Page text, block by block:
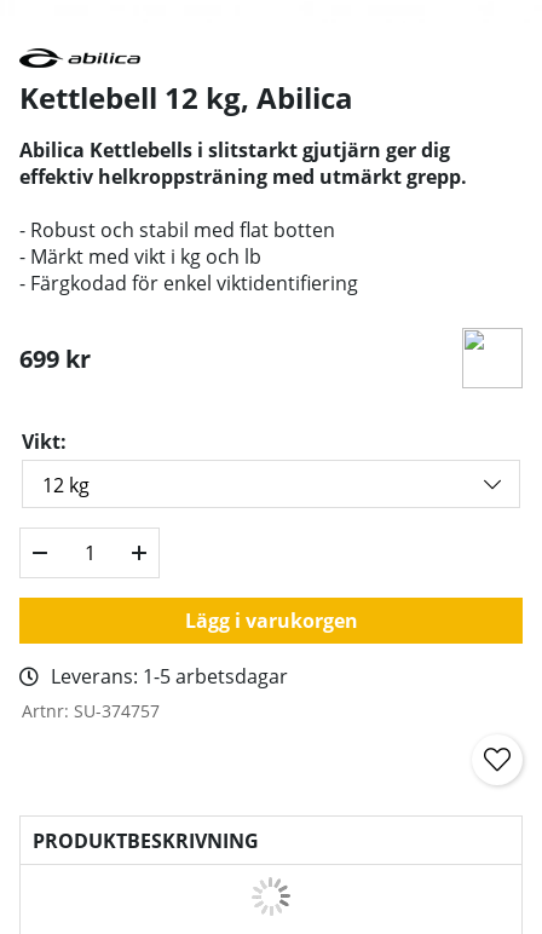
Kettlebell 12 kg, Abilica
Abilica Kettlebells i slitstarkt gjutjärn ger dig
effektiv helkroppsträning med utmärkt grepp.
- Robust och stabil med flat botten
- Märkt med vikt i kg och lb
- Färgkodad för enkel viktidentifiering
699 kr
Vikt:
Lägg i varukorgen
Leverans: 1-5 arbetsdagar
Artnr: SU-374757
PRODUKTBESKRIVNING